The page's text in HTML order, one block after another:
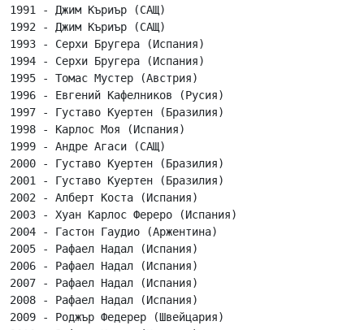
1991 - Джим Къриър (САЩ)
1992 - Джим Къриър (САЩ)
1993 - Серхи Бругера (Испания)
1994 - Серхи Бругера (Испания)
1995 - Томас Мустер (Австрия)
1996 - Евгений Кафелников (Русия)
1997 - Густаво Куертен (Бразилия)
1998 - Карлос Моя (Испания)
1999 - Андре Агаси (САЩ)
2000 - Густаво Куертен (Бразилия)
2001 - Густаво Куертен (Бразилия)
2002 - Алберт Коста (Испания)
2003 - Хуан Карлос Фереро (Испания)
2004 - Гастон Гаудио (Аржентина)
2005 - Рафаел Надал (Испания)
2006 - Рафаел Надал (Испания)
2007 - Рафаел Надал (Испания)
2008 - Рафаел Надал (Испания)
2009 - Роджър Федерер (Швейцария)